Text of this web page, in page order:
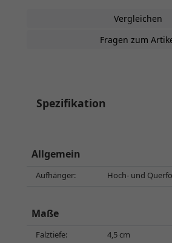
Vergleichen
Fragen zum
Spezifikation
Allgemein
Aufhänger: Hoch- und
Maße
Falztiefe: 4,5 cm